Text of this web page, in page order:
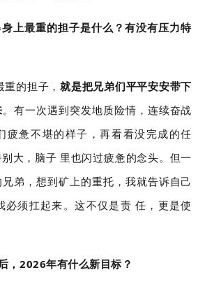
上最重的担子是什么？有没有压力特
重的担子，就是把兄弟们平平安安带下
。有一次遇到突发地质险情，连续奋战
疲惫不堪的样子，再看看没完成的任
，脑子里也闪过疲惫的念头。但一
弟，想到矿上的重托，我就告诉自己
扛起来。这不仅是责任，更是使
，2026年有什么新目标？